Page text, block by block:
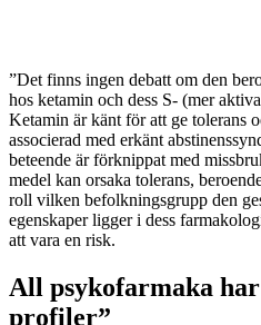
”Det finns ingen debatt om den
hos ketamin och dess S- (mer
Ketamin är känt för att ge tolerans
associerad med erkänt
beteende är förknippat med
medel kan orsaka tolerans,
roll vilken befolkningsgrupp den
egenskaper ligger i dess
att vara en risk.
All psykofarmaka
profiler”